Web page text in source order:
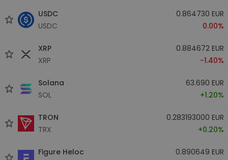
USDC
USDC
0.864730 EUR
0.00%
XRP
XRP
0.884672 EUR
-1.40%
Solana
SOL
63.690 EUR
+1.20%
TRON
TRX
0.283193000 EUR
+0.20%
Figure Heloc
0.890649 EUR